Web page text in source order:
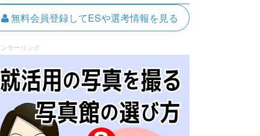
無料会員登録してESや選考情報を見る
サーリンク